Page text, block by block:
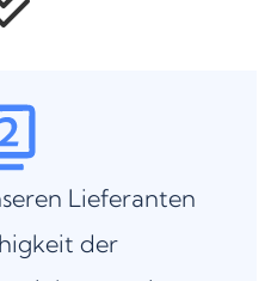
Lieferanten
der